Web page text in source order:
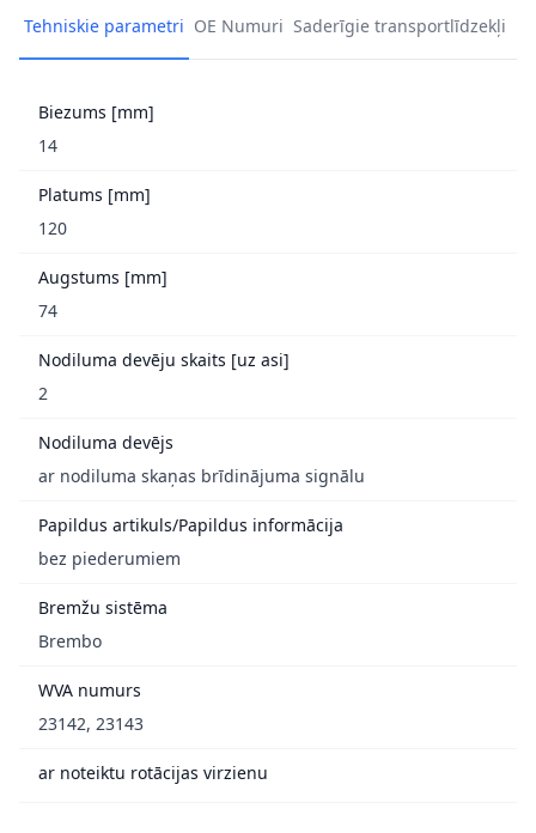
Tehniskie parametri OE Numuri Saderīgie transportlīdzekļi
Biezums [mm]
14
Platums [mm]
120
Augstums [mm]
74
Nodiluma devēju skaits [uz asi]
2
Nodiluma devējs
ar nodiluma skaņas brīdinājuma signālu
Papildus artikuls/Papildus informācija
bez piederumiem
Bremžu sistēma
Brembo
WVA numurs
23142, 23143
ar noteiktu rotācijas virzienu